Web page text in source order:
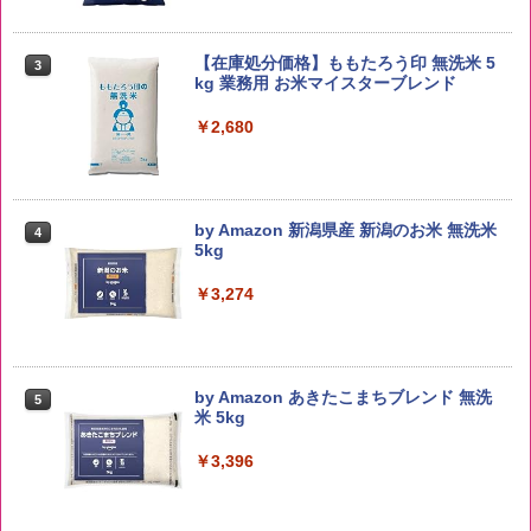
3
【在庫処分価格】ももたろう印 無洗米 5
kg 業務用 お米マイスターブレンド
￥2,680
4
by Amazon 新潟県産 新潟のお米 無洗米
5kg
￥3,274
5
by Amazon あきたこまちブレンド 無洗
米 5kg
￥3,396